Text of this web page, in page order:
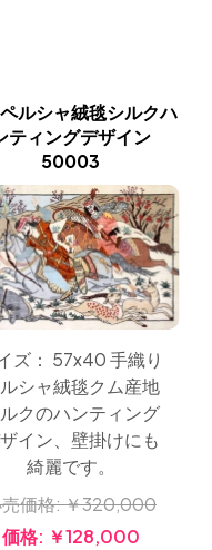
ルシャ絨毯シルクハ
ティングデザイン
50003
ズ： 57x40 手織り
シャ絨毯クム産地
クのハンティング
イン、壁掛けにも
綺麗です。
価格:￥320,000
価格: ￥128,000